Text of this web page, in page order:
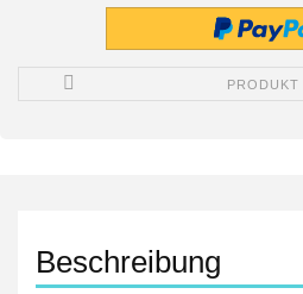
PRODUKT
Beschreibung